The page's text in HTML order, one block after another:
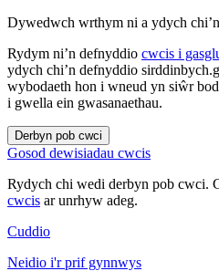
Dywedwch wrthym ni a ydych
Rydym ni’n defnyddio cwcis i
ydych chi’n defnyddio
wybodaeth hon i wneud yn siŵr
i gwella ein gwasanaethau.
Derbyn pob cwci
Gosod dewisiadau cwcis
Rydych chi wedi derbyn pob cwci.
cwcis ar unrhyw adeg.
Cuddio
Neidio i'r prif gynnwys